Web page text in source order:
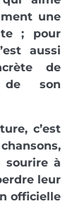
une
; pour
aussi
de
de son
c’est
sourire à
leur
officielle